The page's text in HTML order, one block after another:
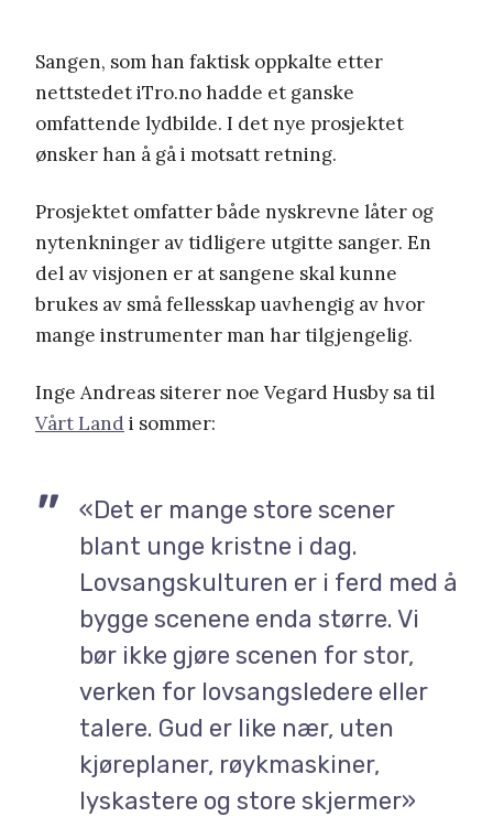
Sangen, som han faktisk oppkalte etter
nettstedet iTro.no hadde et ganske
omfattende lydbilde. I det nye prosjektet
ønsker han å gå i motsatt retning.
Prosjektet omfatter både nyskrevne låter og
nytenkninger av tidligere utgitte sanger. En
del av visjonen er at sangene skal kunne
brukes av små fellesskap uavhengig av hvor
mange instrumenter man har tilgjengelig.
Inge Andreas siterer noe Vegard Husby sa til
Vårt Land i sommer:
«Det er mange store scener
blant unge kristne i dag.
Lovsangskulturen er i ferd med å
bygge scenene enda større. Vi
bør ikke gjøre scenen for stor,
verken for lovsangsledere eller
talere. Gud er like nær, uten
kjøreplaner, røykmaskiner,
lyskastere og store skjermer»